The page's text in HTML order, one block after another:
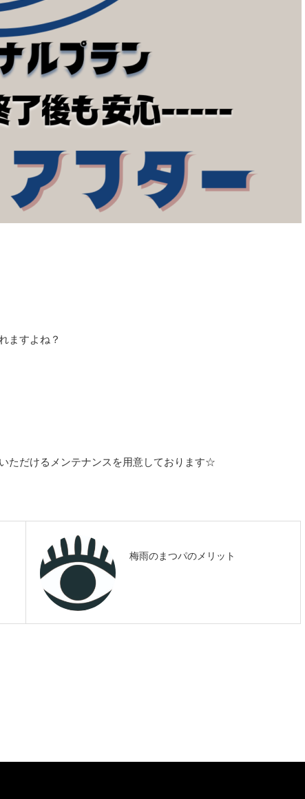
ますよね？
ただけるメンテナンスを用意しております☆
梅雨のまつパのメリット